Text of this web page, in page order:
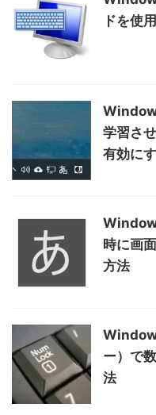
ドを使
学習さ
有効に
時に画
方法
ー）で
法